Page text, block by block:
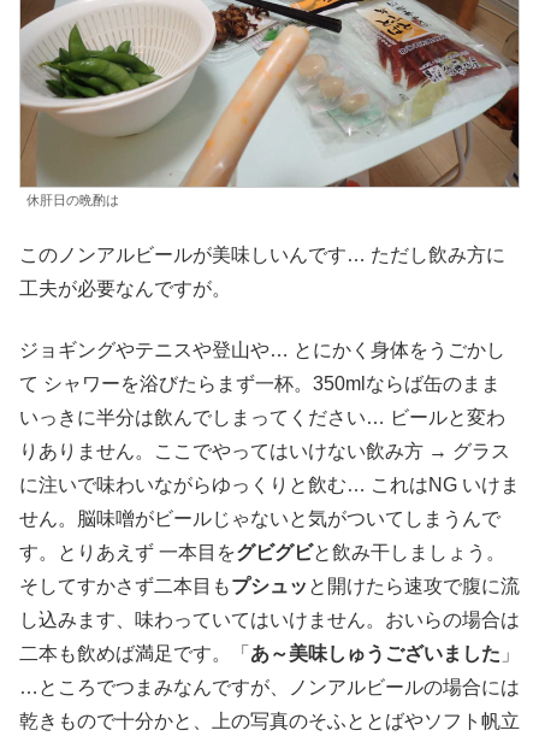
休肝日の晩酌は
このノンアルビールが美味しいんです… ただし飲み方に
工夫が必要なんですが。
ジョギングやテニスや登山や… とにかく身体をうごかし
て シャワーを浴びたらまず一杯。350mlならば缶のまま
いっきに半分は飲んでしまってください… ビールと変わ
りありません。ここでやってはいけない飲み方 → グラス
に注いで味わいながらゆっくりと飲む… これはNG いけま
せん。脳味噌がビールじゃないと気がついてしまうんで
す。とりあえず 一本目をグビグビと飲み干しましょう。
そしてすかさず二本目もプシュッ と開けたら速攻で腹に流
し込みます、味わっていてはいけません。おいらの場合は
二本も飲めば満足です。「 あ～美味しゅうございました 」
…ところでつまみなんですが、ノンアルビールの場合には
乾きもので十分かと、上の写真のそふととばやソフト帆立